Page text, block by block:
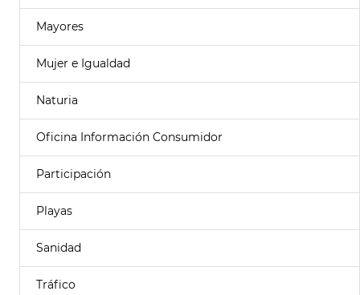
Mayores
Mujer e Igualdad
Naturia
Oficina Información Consumidor
Participación
Playas
Sanidad
Tráfico